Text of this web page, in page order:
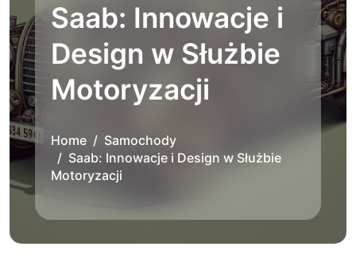
Saab: Innowacje i
Design w Służbie
Motoryzacji
Home
Samochody
Saab: Innowacje i Design w Służbie
Motoryzacji